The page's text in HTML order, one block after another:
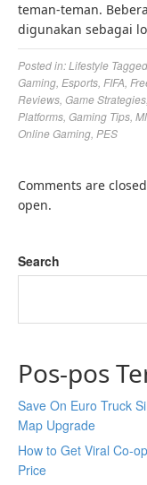
teman-teman.
digunakan sebagai
Posted in:Lifestyle
Gaming Esports FIFA
Reviews Game Strategies
Platforms Gaming Tips
Online Gaming PES
Comments are
open.
Search
Pos-pos
Save On Euro Truck
Map Upgrade
How to Get Viral Co-
Price